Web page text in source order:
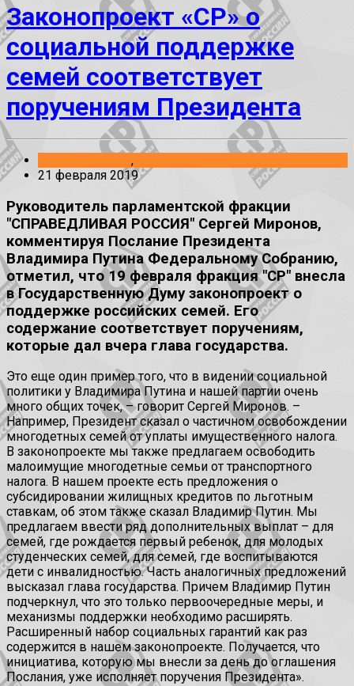
Законопроект «СР» о
социальной поддержке
семей соответствует
поручениям Президента
,
21 февраля 2019
Руководитель парламентской фракции
"СПРАВЕДЛИВАЯ РОССИЯ" Сергей Миронов,
комментируя Послание Президента
Владимира Путина Федеральному Собранию,
отметил, что 19 февраля фракция "СР" внесла
в Государственную Думу законопроект о
поддержке российских семей. Его
содержание соответствует поручениям,
которые дал вчера глава государства.
Это еще один пример того, что в видении социальной
политики у Владимира Путина и нашей партии очень
много общих точек, – говорит Сергей Миронов. –
Например, Президент сказал о частичном освобождении
многодетных семей от уплаты имущественного налога.
В законопроекте мы также предлагаем освободить
малоимущие многодетные семьи от транспортного
налога. В нашем проекте есть предложения о
субсидировании жилищных кредитов по льготным
ставкам, об этом также сказал Владимир Путин. Мы
предлагаем ввести ряд дополнительных выплат – для
семей, где рождается первый ребенок, для молодых
студенческих семей, для семей, где воспитываются
дети с инвалидностью. Часть аналогичных предложений
высказал глава государства. Причем Владимир Путин
подчеркнул, что это только первоочередные меры, и
механизмы поддержки необходимо расширять.
Расширенный набор социальных гарантий как раз
содержится в нашем законопроекте. Получается, что
инициатива, которую мы внесли за день до оглашения
Послания, уже исполняет поручения Президента».